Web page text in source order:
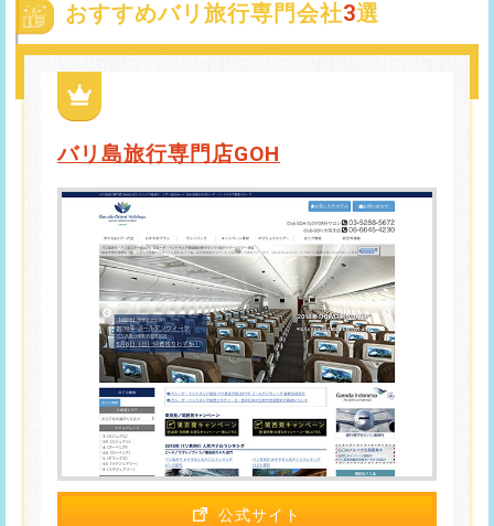
おすすめバリ旅行専門会社3選
バリ島旅行専門店GOH
公式サイト